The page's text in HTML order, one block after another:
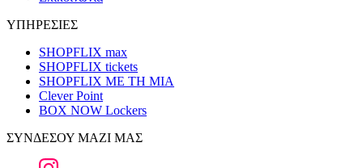
ΥΠΗΡΕΣΙΕΣ
SHOPFLIX max
SHOPFLIX tickets
SHOPFLIX ΜΕ ΤΗ ΜΙΑ
Clever Point
BOX NOW Lockers
ΣΥΝΔΕΣΟΥ ΜΑΖΙ ΜΑΣ